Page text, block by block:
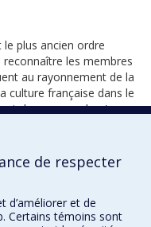
le plus ancien ordre
reconnaître les membres
au rayonnement de la
culture française dans le
et de commandeur).
de respecter
d’améliorer et de
Certains témoins sont